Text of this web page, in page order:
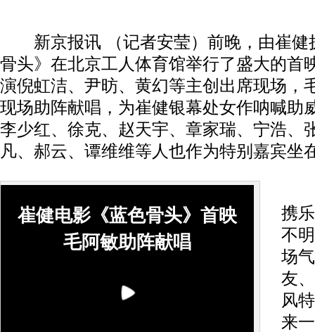
新京报讯 （记者安莹）前晚，由崔健
骨头》在北京工人体育馆举行了盛大的首
演倪虹洁、尹昉、黄幻等主创出席现场，
现场助阵献唱，为崔健银幕处女作呐喊助
李少红、徐克、赵天宇、章家瑞、宁浩、
凡、郝云、谭维维等人也作为特别嘉宾坐
崔健电影《蓝色骨头》首映
毛阿敏助阵献唱
携
不
场
友
风
来